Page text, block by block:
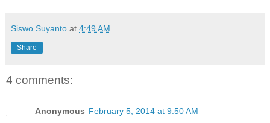
Siswo Suyanto at 4:49 AM
Share
4 comments:
Anonymous February 5, 2014 at 9:50 AM